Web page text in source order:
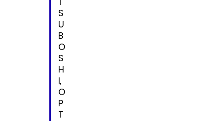
S
U
B
O
S
H
I,
O
P
T